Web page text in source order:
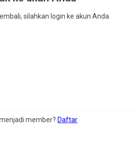
silahkan login ke akun Anda.
member? Daftar